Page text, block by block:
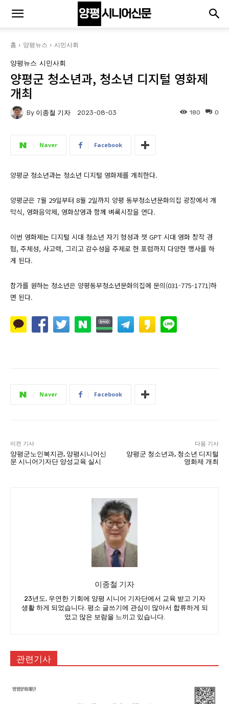
홈 양평뉴스 시민사회
양평뉴스 시민사회
양평군 청소년과, 청소년 디지털 영화제
개최
By 이종철 기자 2023-08-03 0
180
Naver Facebook
양평군 청소년과는 청소년 디지털 영화제를 개최한다.
양평군은 7월 29일부터 8월 2일까지 양평 동부청소년문화의집 광장에서 개
막식, 영화음악제, 영화상영과 함께 벼룩시장을 연다.
이번 영화제는 디지털 시대 청소년 자기 형성과 챗 GPT 시대 영화 창작 경
험, 주체성, 사고력, 그리고 감수성을 주제로 한 포럼까지 다양한 행사를 하
게 된다.
참가를 원하는 청소년은 양평동부청소년문화의집에 문의(031-775-1771)하
면 된다.
Naver Facebook
이전 기사
양평군노인복지관, 양평시니어신
문 시니어기자단 양성교육 실시
다음 기사
양평군 청소년과, 청소년 디지털
영화제 개최
이종철 기자
23년도, 우연한 기회에 양평 시니어 기자단에서 교육 받고 기자
생활 하게 되었습니다. 평소 글쓰기에 관심이 많아서 합류하게 되
었고 많은 보람을 느끼고 있습니다.
관련기사